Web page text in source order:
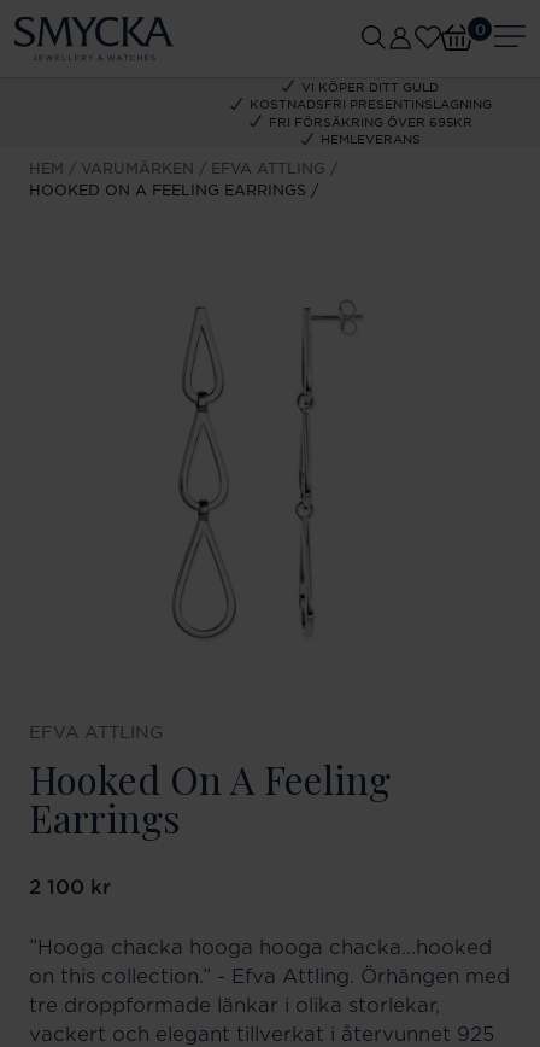
VI KÖPER DITT GULD
KOSTNADSFRI PRESENTINSLAGNING
FRI FÖRSÄKRING ÖVER 695KR
HEMLEVERANS
0
HEM VARUMÄRKEN
EFVA ATTLING
HOOKED ON A FEELING EARRINGS
EFVA ATTLING
Hooked On A Feeling
Earrings
Pris:2 100 kr
2 100 kr
”Hooga chacka hooga hooga chacka...hooked
on this collection.” - Efva Attling. Örhängen med
tre droppformade länkar i olika storlekar,
vackert och elegant tillverkat i återvunnet 925